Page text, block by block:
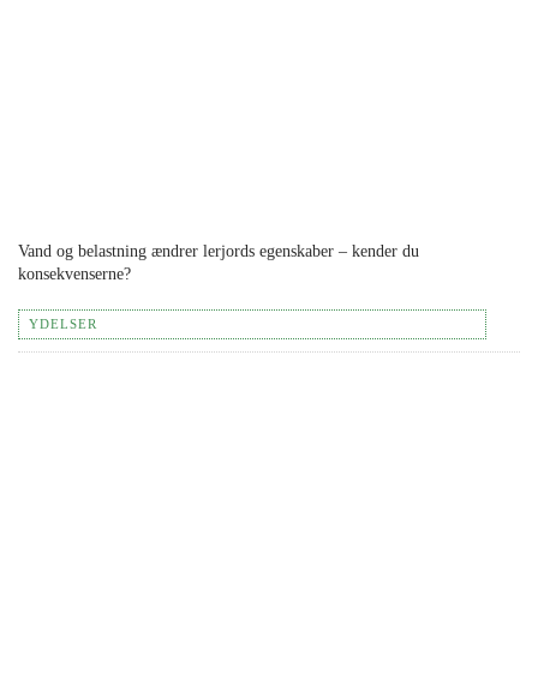
Vand og belastning ændrer lerjords egenskaber – kender du
konsekvenserne?
YDELSER